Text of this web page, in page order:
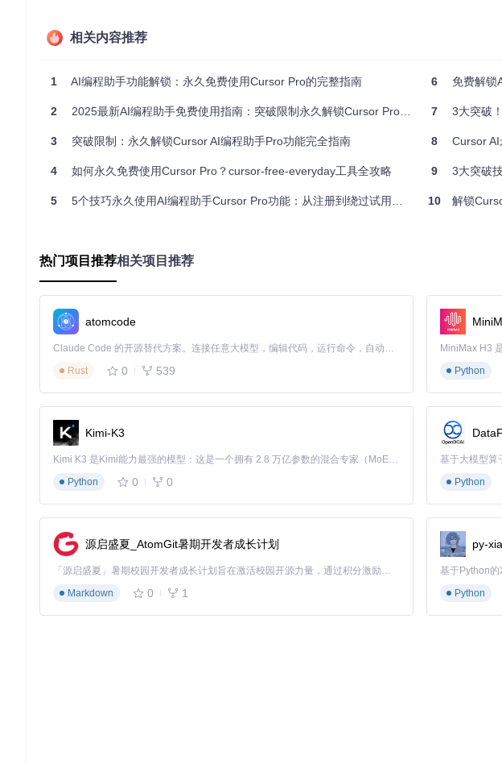
git clone
Arch Linux专属安装：
熟悉主操作界面
成功启动工具后，您将看到Cursor Pro激活器的主界面，包含账户信息和功能选项。界面显
器ID、注册新账户、切换语言等功能入口。
配置身份验证流程
工具提供多种账户注册方式，包括Google账户、GitHub账户和自定义邮箱注册：
根据提示选择注册方式（Google/GitHub/自定义邮箱）
完成人机验证步骤（如需要）
等待工具自动完成注册和认证流程
✨ 功能亮点：通过OAuth认证流程实现自动化注册，支持多种邮箱服务，简化账户创建过
优化设备识别机制
执行机器ID重置
当遇到设备限制问题时，可通过以下步骤重置机器标识：
相关内容推荐
1 AI编程助手功能解锁：永久免费使用Cursor Pro的完整指南
2 2025最新AI编程助手免费使用指南：突破限制永久解锁Cursor Pro功能
3 突破限制：永久解锁Cursor AI编程助手Pro功能完全指南
4 如何永久免费使用Cursor Pro？cursor-free-everyday工具全攻略
5 5个技巧永久使用AI编程助手Cursor Pro功能：从注册到绕过试用全攻略
6 免费解锁
7 3大突破
8 Cursor
9 3大突破
10 解锁
热门项目推荐相关项目推荐
atomcode
Claude Code 的开源替代方案。连接任意大模型，编辑代码，运行命令，自动验证 — 全自动执行。用 Rust 构建，极致性能。 ｜ An open-source alternative to Claude Code. Connect any LLM, edit code, run commands, and verify changes — autonomously. Built in Rust for speed. Get Started
Rust
0 539
Python
Kimi-K3
Kimi K3 是Kimi能力最强的模型：这是一个拥有 2.8 万亿参数的混合专家（MoE）模型，具备原生视觉理解能力，并支持 100 万 token 的上下文窗口。
Python
0 0
基于大模型算
Python
源启盛夏_AtomGit暑期开发者成长计划
「源启盛夏」暑期校园开发者成长计划旨在激活校园开源力量，通过积分激励、认证扶持、资源倾斜等形式，引导高校组织和开发者完成「入驻 — 建项目 — 做贡献 — 获认证 — 得资源」的完整闭环。无论你是想带领社团入驻平台的组织者，还是希望用代码贡献证明自己的开发者，都能在这里找到属于你的成长路径。
Markdown
0 1
py-
Python